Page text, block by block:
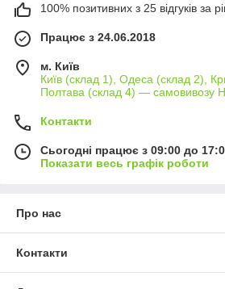
100% позитивних з 25 відгуків за
Працює з 24.06.2018
м. Київ
Київ (склад 1), Одеса (склад 2),
Полтава (склад 4) — самовивозу
Контакти
Сьогодні працює з 09:00 до
Показати весь графік роботи
Про нас
Контакти